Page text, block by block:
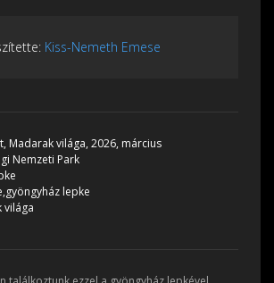
Kiss-Nemeth Emese
Madarak világa, 2026, március
Nemzeti Park
lepke
világa